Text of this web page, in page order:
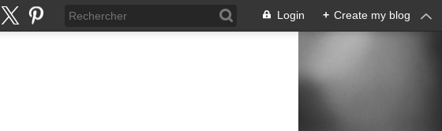
Login + Create my blog